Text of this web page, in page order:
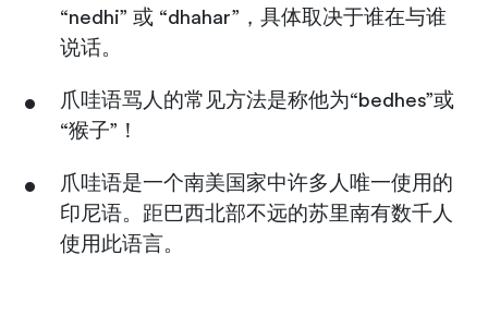
“nedhi” 或 “dhahar”，具体取决于谁在与谁
说话。
爪哇语骂人的常见方法是称他为“bedhes”或
“猴子”！
爪哇语是一个南美国家中许多人唯一使用的
印尼语。距巴西北部不远的苏里南有数千人
使用此语言。